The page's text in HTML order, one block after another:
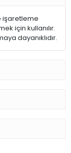
işaretleme
için kullanılır.
dayanıklıdır.